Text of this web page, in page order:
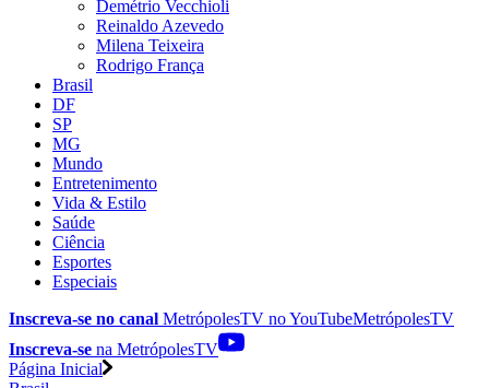
Demétrio Vecchioli
Reinaldo Azevedo
Milena Teixeira
Rodrigo França
Brasil
DF
SP
MG
Mundo
Entretenimento
Vida & Estilo
Saúde
Ciência
Esportes
Especiais
Inscreva-se no canal MetrópolesTV noYouTubeMetrópolesTV
Inscreva-se na MetrópolesTV
Página Inicial